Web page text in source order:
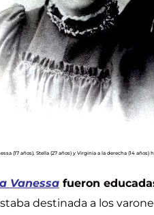
(17 años), Stella (27 años) y Virginia a la derecha (14
Vanessafueron
destinada a los